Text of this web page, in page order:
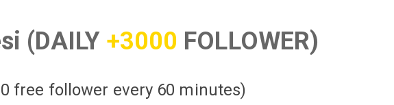
(DAILY +3000 FOLLOWER)
free follower every 60 minutes)